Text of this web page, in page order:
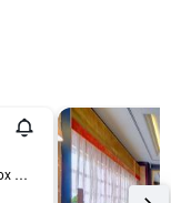
Rigga Al Buteen, PO Box 33315, 杜拜, 阿拉伯聯合大公國